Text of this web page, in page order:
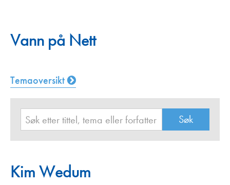
Vann på Nett
Temaoversikt
Kim Wedum